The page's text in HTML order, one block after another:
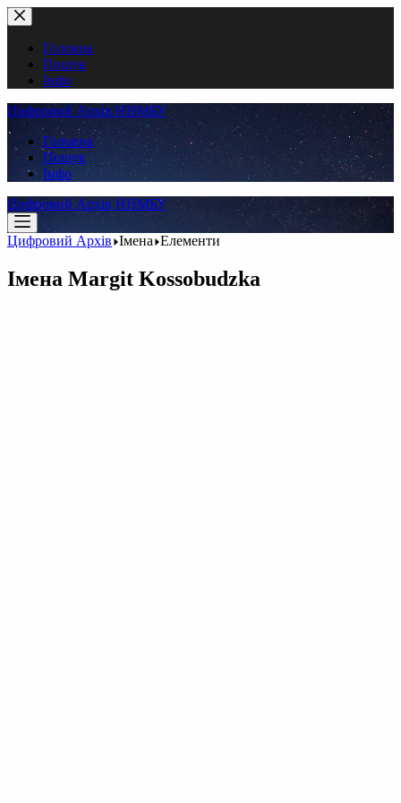
Перейти
до
вмістуГоловна
Пошук
Інфо
Цифровий Архів ННМБУ
Головна
Пошук
Інфо
Цифровий Архів ННМБУ
Цифровий Архів Імена Елементи
Імена Margit Kossobudzka